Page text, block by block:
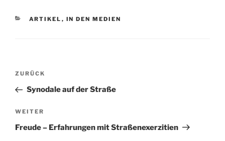
KATEGORIEN
ARTIKEL , IN DEN MEDIEN
Beitragsnavigation
Vorheriger
Beitrag
ZURÜCK
Synodale auf der Straße
Nächster
Beitrag
WEITER
Freude – Erfahrungen mit Straßenexerzitien